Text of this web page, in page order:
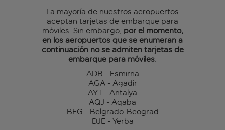
La mayoría de nuestros aeropuertos
aceptan tarjetas de embarque para
móviles. Sin embargo, por el momento,
en los aeropuertos que se enumeran a
continuación no se admiten tarjetas de
embarque para móviles
ADB - Esmirna
AGA - Agadir
AYT - Antalya
AQJ - Aqaba
BEG - Belgrado-Beograd
DJE - Yerba